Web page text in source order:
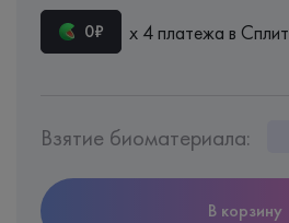
0₽ х 4 платежа в Сплит
Взятие биоматериала:
В корзину